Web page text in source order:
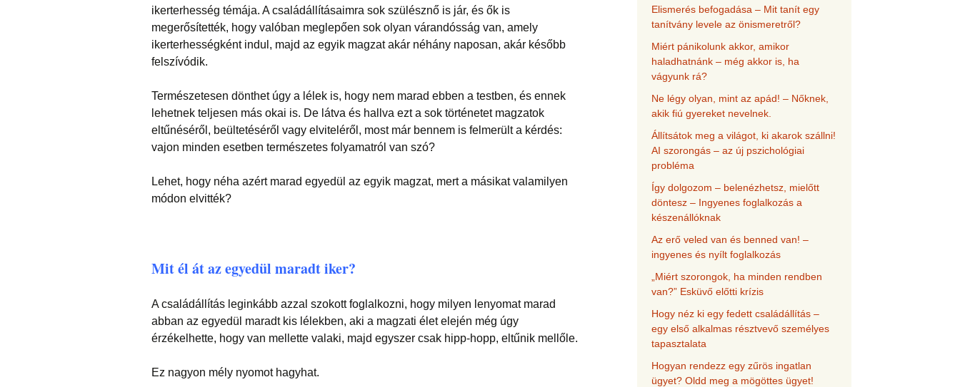
ikerterhesség témája. A családállításaimra sok szülésznő is jár, és ők is
megerősítették, hogy valóban meglepően sok olyan várandósság van, amely
ikerterhességként indul, majd az egyik magzat akár néhány naposan, akár később
felszívódik.
Természetesen dönthet úgy a lélek is, hogy nem marad ebben a testben, és ennek
lehetnek teljesen más okai is. De látva és hallva ezt a sok történetet magzatok
eltűnéséről, beültetéséről vagy elviteléről, most már bennem is felmerült a kérdés:
vajon minden esetben természetes folyamatról van szó?
Lehet, hogy néha azért marad egyedül az egyik magzat, mert a másikat valamilyen
módon elvitték?
Mit él át az egyedül maradt iker?
A családállítás leginkább azzal szokott foglalkozni, hogy milyen lenyomat marad
abban az egyedül maradt kis lélekben, aki a magzati élet elején még úgy
érzékelhette, hogy van mellette valaki, majd egyszer csak hipp-hopp, eltűnik mellőle.
Ez nagyon mély nyomot hagyhat.
Elismerés befogadása – Mit tanít egy
tanítvány levele az önismeretről?
Miért pánikolunk akkor, amikor
haladhatnánk – még akkor is, ha
vágyunk rá?
Ne légy olyan, mint az apád! – Nőknek,
akik fiú gyereket nevelnek.
Állítsátok meg a világot, ki akarok szállni!
AI szorongás – az új pszichológiai
probléma
Így dolgozom – belenézhetsz, mielőtt
döntesz – Ingyenes foglalkozás a
készenállóknak
Az erő veled van és benned van! –
ingyenes és nyílt foglalkozás
„Miért szorongok, ha minden rendben
van?” Esküvő előtti krízis
Hogy néz ki egy fedett családállítás –
egy első alkalmas résztvevő személyes
tapasztalata
Hogyan rendezz egy zűrös ingatlan
ügyet? Oldd meg a mögöttes ügyet!